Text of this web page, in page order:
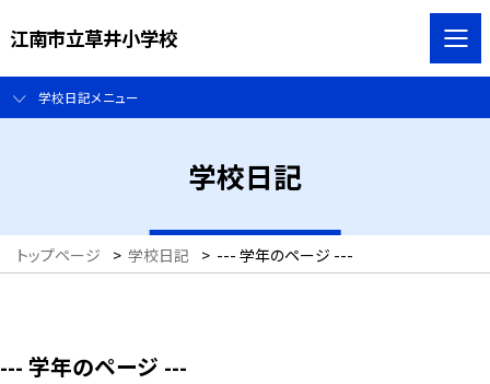
江南市立草井小学校
学校日記メニュー
学校日記
トップページ > 学校日記 > --- 学年のページ ---
--- 学年のページ ---